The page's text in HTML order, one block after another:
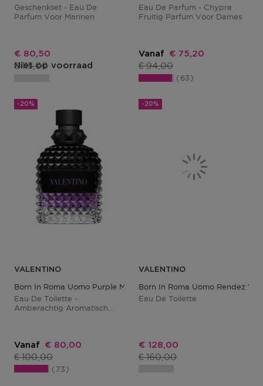
Niet op voorraad
Geschenkset - Eau De
Parfum Voor Mannen
Kortingsprijs
€ 80,50
Productprijs
€ 115,00
Eau De Parfum - Chypre
Fruitig Parfum Voor Dames
Vanaf Kortingsprijs
€ 75,20
Productprijs
€ 94,00
63
-20%
VALENTINO
Born In Roma Uomo Purple Melancholia
Eau De Toilette -
Amberachtig Aromatisch
Vanaf Kortingsprijs
€ 80,00
Productprijs
€ 100,00
73
-20%
VALENTINO
Born In Roma Uomo Rendez
Eau De Toilette
Kortingsprijs
€ 128,00
Productprijs
€ 160,00